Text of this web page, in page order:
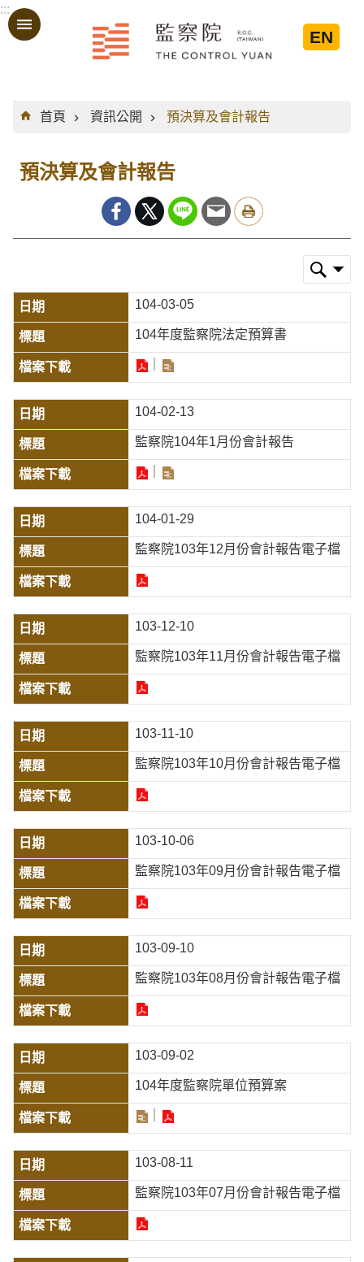
跳到主要內容區塊
:::
EN
:::
首頁
資訊公開 預決算及會計報告
預決算及會計報告
104-03-05
104年度監察院法定預算書
104-02-13
監察院104年1月份會計報告
104-01-29
監察院103年12月份會計報告電子檔
103-12-10
監察院103年11月份會計報告電子檔
103-11-10
監察院103年10月份會計報告電子檔
103-10-06
監察院103年09月份會計報告電子檔
103-09-10
監察院103年08月份會計報告電子檔
103-09-02
104年度監察院單位預算案
103-08-11
監察院103年07月份會計報告電子檔